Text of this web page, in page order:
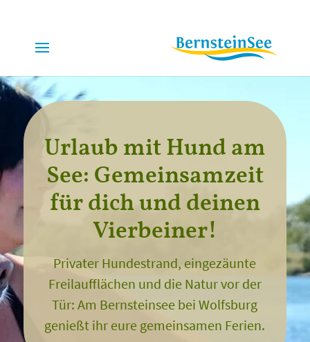
Urlaub mit Hund am
See: Gemeinsamzeit
für dich und deinen
Vierbeiner!
Privater Hundestrand, eingezäunte
Freilaufflächen und die Natur vor der
Tür: Am Bernsteinsee bei Wolfsburg
genießt ihr eure gemeinsamen Ferien.